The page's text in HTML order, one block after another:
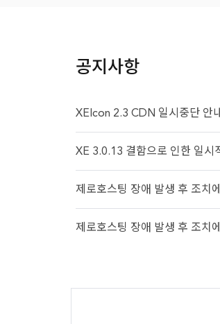
공지사항
XEIcon 2.3 CDN 일시중단 안
XE 3.0.13 결함으로 인한 일시
제로호스팅 장애 발생 후 조치
제로호스팅 장애 발생 후 조치